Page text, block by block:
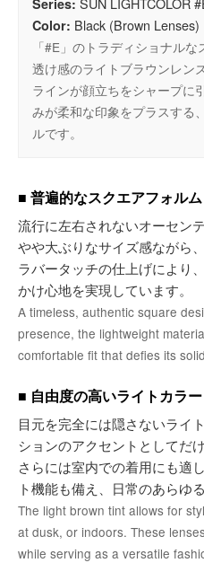
Series:
Color: Black (Brown Lenses)
「#E」のトラディショナル
透け感のライトブラウンレン
ラインが顔立ちをシャープに
みが柔和な印象をプラスする
ルです。
■ 普遍的なスクエアフォル
流行に左右されないオーセン
やや大ぶりなサイズ感ながら
ラバータッチの仕上げにより
かけ心地を実現しています。
A timeless, authentic square
presence, the lightweight
comfortable fit that defies its
■ 自由度の高いライトカラ
目元を完全には隠さないライ
ションのアクセントとしてだ
さらには室内での着用にも適
ト機能も備え、日常のあらゆ
The light brown tint allows for
at dusk, or indoors. These
while serving as a versatile